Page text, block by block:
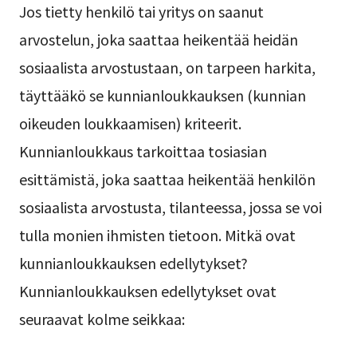
Jos tietty henkilö tai yritys on saanut
arvostelun, joka saattaa heikentää heidän
sosiaalista arvostustaan, on tarpeen harkita,
täyttääkö se kunnianloukkauksen (kunnian
oikeuden loukkaamisen) kriteerit.
Kunnianloukkaus tarkoittaa tosiasian
esittämistä, joka saattaa heikentää henkilön
sosiaalista arvostusta, tilanteessa, jossa se voi
tulla monien ihmisten tietoon. Mitkä ovat
kunnianloukkauksen edellytykset?
Kunnianloukkauksen edellytykset ovat
seuraavat kolme seikkaa: